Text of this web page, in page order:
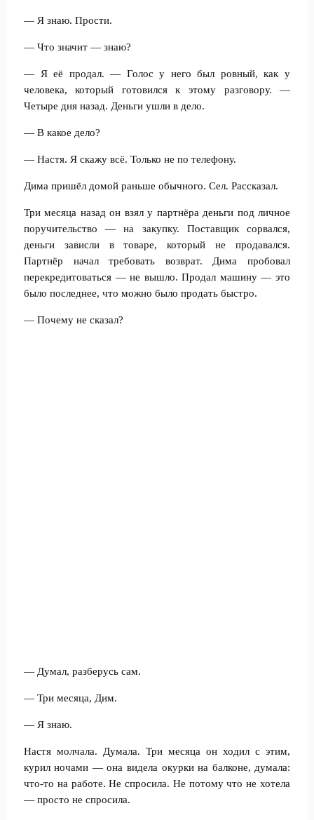
— Я знаю. Прости.
— Что значит — знаю?
— Я её продал. — Голос у него был ровный, как у
человека, который готовился к этому разговору. —
Четыре дня назад. Деньги ушли в дело.
— В какое дело?
— Настя. Я скажу всё. Только не по телефону.
Дима пришёл домой раньше обычного. Сел. Рассказал.
Три месяца назад он взял у партнёра деньги под личное
поручительство — на закупку. Поставщик сорвался,
деньги зависли в товаре, который не продавался.
Партнёр начал требовать возврат. Дима пробовал
перекредитоваться — не вышло. Продал машину — это
было последнее, что можно было продать быстро.
— Почему не сказал?
— Думал, разберусь сам.
— Три месяца, Дим.
— Я знаю.
Настя молчала. Думала. Три месяца он ходил с этим,
курил ночами — она видела окурки на балконе, думала:
что-то на работе. Не спросила. Не потому что не хотела
— просто не спросила.